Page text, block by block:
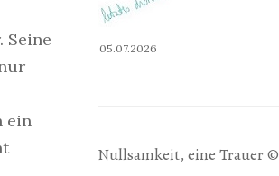
Seine
ein
05.07.2026
Nullsamkeit, eine Trauer ©